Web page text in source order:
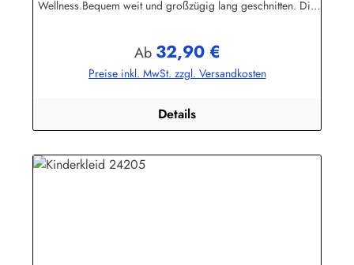
Wellness.Bequem weit und großzügig lang geschnitten. Die
Ärmelbündchen, zwei praktische Seitentaschen100%
Baumwolle, herrlich elastisch gewirkt und angenehm auf der
HautBis Größe 140 ersetzen aus Sicherheitsgründen ein
Kordelzug in der Kapuze ! Herstellerinformationen:AS
Bekleidungswerk GmbHHeglitzer Str. 1226409
Wittmundinfo@modas-bekleidung.de
Regulärer Preis:
Ab 32,90 €
Preise inkl. MwSt. zzgl. Versandkosten
Details